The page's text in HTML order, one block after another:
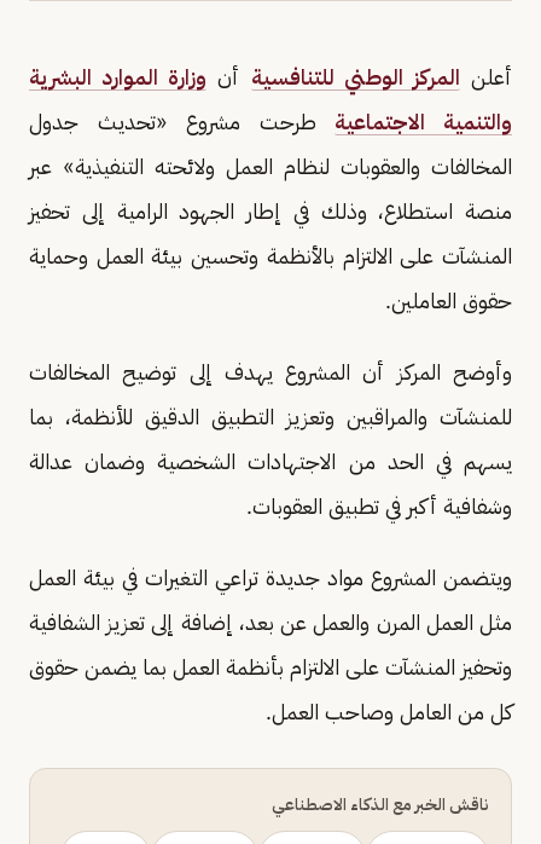
أعلن المركز الوطني للتنافسية أن وزارة الموارد البشرية
والتنمية الاجتماعية طرحت مشروع «تحديث جدول
المخالفات والعقوبات لنظام العمل ولائحته التنفيذية» عبر
منصة استطلاع، وذلك في إطار الجهود الرامية إلى تحفيز
المنشآت على الالتزام بالأنظمة وتحسين بيئة العمل وحماية
حقوق العاملين.
وأوضح المركز أن المشروع يهدف إلى توضيح المخالفات
للمنشآت والمراقبين وتعزيز التطبيق الدقيق للأنظمة، بما
يسهم في الحد من الاجتهادات الشخصية وضمان عدالة
وشفافية أكبر في تطبيق العقوبات.
ويتضمن المشروع مواد جديدة تراعي التغيرات في بيئة العمل
مثل العمل المرن والعمل عن بعد، إضافة إلى تعزيز الشفافية
وتحفيز المنشآت على الالتزام بأنظمة العمل بما يضمن حقوق
كل من العامل وصاحب العمل.
ناقش الخبر مع الذكاء الاصطناعي